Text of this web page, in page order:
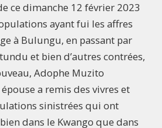
ce dimanche 12 février 2023
ayant fui les affres
à Bulungu, en passant par
et bien d’autres contrées,
Adophe Muzito
a remis des vivres et
sinistrées qui ont
dans le Kwango que dans